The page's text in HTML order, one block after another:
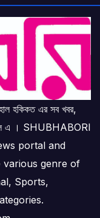
হাল হকিকত এর সব খবর,
এ । SHUBHABORI
portal and
various genre of
Sports,